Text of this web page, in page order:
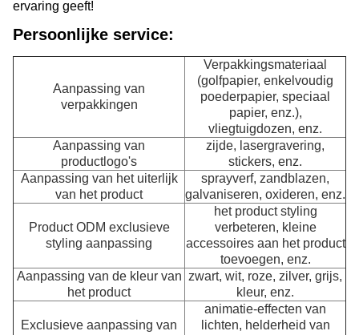
ervaring geeft!
Persoonlijke service:
Aanpassing van
verpakkingen
Verpakkingsmateriaal
(golfpapier, enkelvoudig
poederpapier, speciaal
papier, enz.),
vliegtuigdozen, enz.
Aanpassing van
productlogo's
zijde, lasergravering,
stickers, enz.
Aanpassing van het uiterlijk
van het product
sprayverf, zandblazen,
galvaniseren, oxideren, enz.
Product ODM exclusieve
styling aanpassing
het product styling
verbeteren, kleine
accessoires aan het product
toevoegen, enz.
Aanpassing van de kleur van
het product
zwart, wit, roze, zilver, grijs,
kleur, enz.
Exclusieve aanpassing van
animatie-effecten van
lichten, helderheid van